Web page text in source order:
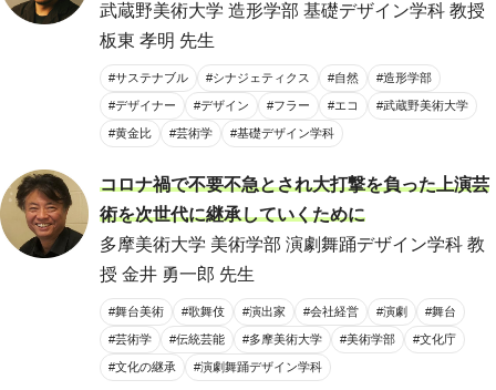
武蔵野美術大学 造形学部 基礎デザイン学科 教授
板東 孝明 先生
#サステナブル #シナジェティクス #自然 #造形学部
#デザイナー #デザイン #フラー #エコ #武蔵野美術大学
#黄金比 #芸術学 #基礎デザイン学科
コロナ禍で不要不急とされ大打撃を負った上演芸
術を次世代に継承していくために
多摩美術大学 美術学部 演劇舞踊デザイン学科 教
授 金井 勇一郎 先生
#舞台美術 #歌舞伎 #演出家 #会社経営 #演劇 #舞台
#芸術学 #伝統芸能 #多摩美術大学 #美術学部 #文化庁
#文化の継承 #演劇舞踊デザイン学科